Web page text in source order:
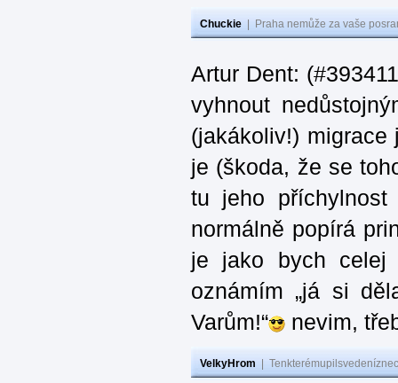
Chuckie Praha nemůže za vaše
Artur Dent:
vyhnout
(jakákoliv!)
je (škoda, že se
tu jeho
normálně popírá
je jako bych celej
oznámím „já si
Varům!“
nevim,
VelkyHrom